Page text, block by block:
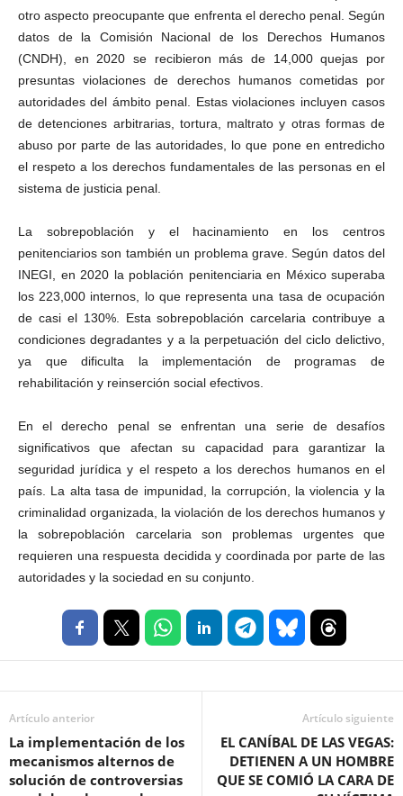
otro aspecto preocupante que enfrenta el derecho penal. Según
datos de la Comisión Nacional de los Derechos Humanos
(CNDH), en 2020 se recibieron más de 14,000 quejas por
presuntas violaciones de derechos humanos cometidas por
autoridades del ámbito penal. Estas violaciones incluyen casos
de detenciones arbitrarias, tortura, maltrato y otras formas de
abuso por parte de las autoridades, lo que pone en entredicho
el respeto a los derechos fundamentales de las personas en el
sistema de justicia penal.
La sobrepoblación y el hacinamiento en los centros
penitenciarios son también un problema grave. Según datos del
INEGI, en 2020 la población penitenciaria en México superaba
los 223,000 internos, lo que representa una tasa de ocupación
de casi el 130%. Esta sobrepoblación carcelaria contribuye a
condiciones degradantes y a la perpetuación del ciclo delictivo,
ya que dificulta la implementación de programas de
rehabilitación y reinserción social efectivos.
En el derecho penal se enfrentan una serie de desafíos
significativos que afectan su capacidad para garantizar la
seguridad jurídica y el respeto a los derechos humanos en el
país. La alta tasa de impunidad, la corrupción, la violencia y la
criminalidad organizada, la violación de los derechos humanos y
la sobrepoblación carcelaria son problemas urgentes que
requieren una respuesta decidida y coordinada por parte de las
autoridades y la sociedad en su conjunto.
Artículo anterior
La implementación de los
mecanismos alternos de
solución de controversias
Artículo siguiente
EL CANÍBAL DE LAS VEGAS:
DETIENEN A UN HOMBRE
QUE SE COMIÓ LA CARA DE